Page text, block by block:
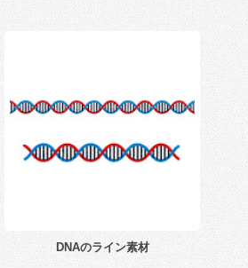
DNAのライン素材